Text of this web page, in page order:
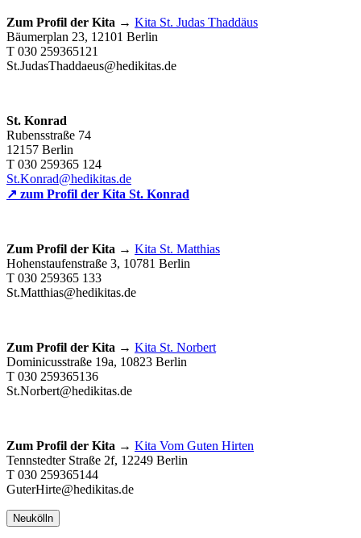
Zum Profil der Kita → Kita St. Judas Thaddäus
Bäumerplan 23, 12101 Berlin
T 030 259365121
St.JudasThaddaeus@hedikitas.de
St. Konrad
Rubensstraße 74
12157 Berlin
T 030 259365 124
St.Konrad@hedikitas.de
↗ zum Profil der Kita St. Konrad
Zum Profil der Kita → Kita St. Matthias
Hohenstaufenstraße 3, 10781 Berlin
T 030 259365 133
St.Matthias@hedikitas.de
Zum Profil der Kita → Kita St. Norbert
Dominicusstraße 19a, 10823 Berlin
T 030 259365136
St.Norbert@hedikitas.de
Zum Profil der Kita → Kita Vom Guten Hirten
Tennstedter Straße 2f, 12249 Berlin
T 030 259365144
GuterHirte@hedikitas.de
Neukölln